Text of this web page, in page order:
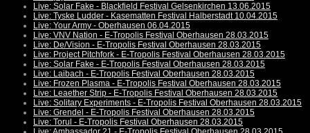
Live: Solar Fake - Blackfield Festival Gelsenkirchen 13.06.2015
Live: Tyske Ludder - Kasematten Festival Halberstadt 10.04.2015
Live: Your Army - Oberhausen 06.04.2015
Live: VNV Nation - E-Tropolis Festival Oberhausen 28.03.2015
Live: De/Vision - E-Tropolis Festival Oberhausen 28.03.2015
Live: Project Pitchfork - E-Tropolis Festival Oberhausen 28.03.2015
Live: Solar Fake - E-Tropolis Festival Oberhausen 28.03.2015
Live: Laibach - E-Tropolis Festival Oberhausen 28.03.2015
Live: Frozen Plasma - E-Tropolis Festival Oberhausen 28.03.2015
Live: Leaether Strip - E-Tropolis Festival Oberhausen 28.03.2015
Live: Solitary Experiments - E-Tropolis Festival Oberhausen 28.03.2015
Live: Grendel - E-Tropolis Festival Oberhausen 28.03.2015
Live: Torul - E-Tropolis Festival Oberhausen 28.03.2015